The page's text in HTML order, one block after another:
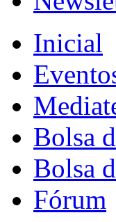
Inicial
Bolsa
Bolsa
Fórum